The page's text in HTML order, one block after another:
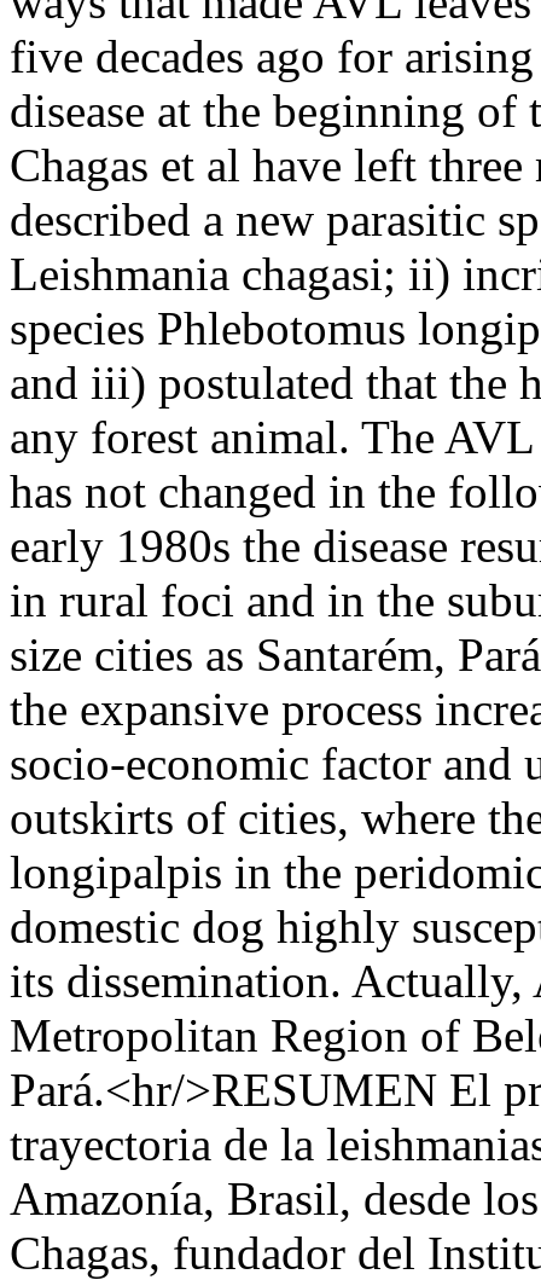
five decades ago for
disease at the beginning
Chagas et al have left
described a new parasitic
Leishmania chagasi; ii)
species Phlebotomus
and iii) postulated that the
any forest animal. The
has not changed in the
early 1980s the disease
in rural foci and in the
size cities as Santarém,
the expansive process
socio-economic factor and
outskirts of cities, where
longipalpis in the
domestic dog highly
its dissemination.
Metropolitan Region of
Pará.<hr/>RESUMEN El
trayectoria de la
Amazonía, Brasil, desde
Chagas, fundador del